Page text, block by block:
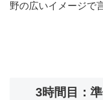
野の広いイメージで
3時間目：